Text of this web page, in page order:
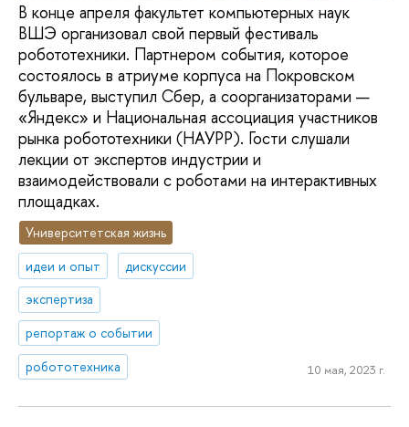
В конце апреля факультет компьютерных наук
ВШЭ организовал свой первый фестиваль
робототехники. Партнером события, которое
состоялось в атриуме корпуса на Покровском
бульваре, выступил Сбер, а соорганизаторами —
«Яндекс» и Национальная ассоциация участников
рынка робототехники (НАУРР). Гости слушали
лекции от экспертов индустрии и
взаимодействовали с роботами на интерактивных
площадках.
Университетская жизнь
идеи и опыт
дискуссии
экспертиза
репортаж о событии
робототехника
10 мая, 2023 г.